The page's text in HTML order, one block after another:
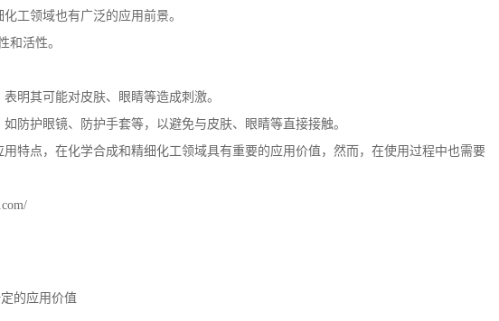
工领域也有广泛的应用前景。
和活性。
表明其可能对皮肤、眼睛等造成刺激。
防护眼镜、防护手套等，以避免与皮肤、眼睛等直接接触。
特点，在化学合成和精细化工领域具有重要的应用价值，然而，在使用过程中也需要
的应用价值